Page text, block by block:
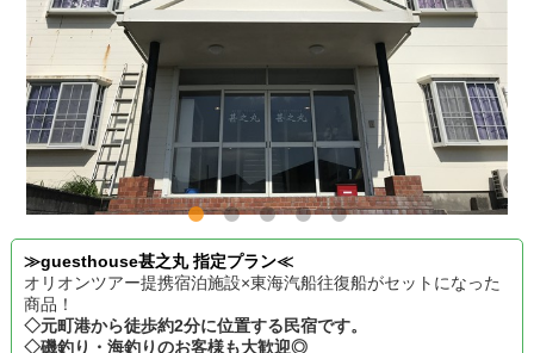
≫guesthouse甚之丸 指定プラン≪
オリオンツアー提携宿泊施設×東海汽船往復船がセットになった
商品！
◇元町港から徒歩約2分に位置する民宿です。
◇磯釣り・海釣りのお客様も大歓迎◎